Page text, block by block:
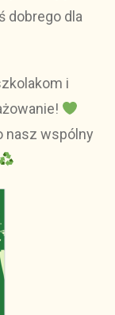
dobrego dla
i
nasz wspólny